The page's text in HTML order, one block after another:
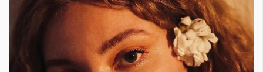
Wine&Dine
ЗА НАС
Условия за